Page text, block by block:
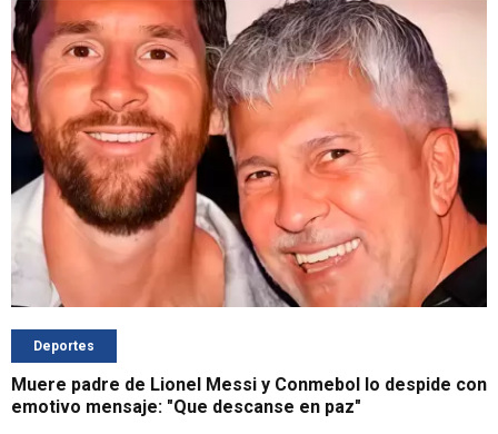
Deportes
Muere padre de Lionel Messi y Conmebol lo despide con
emotivo mensaje: "Que descanse en paz"